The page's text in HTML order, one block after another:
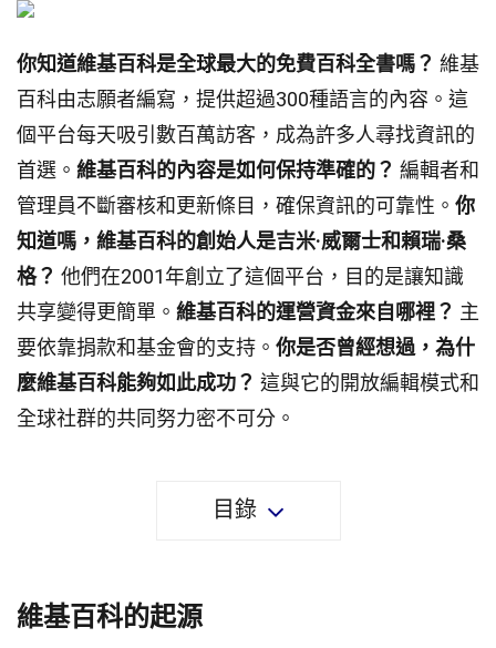
你知道維基百科是全球最大的免費百科全書嗎？ 維基
百科由志願者編寫，提供超過300種語言的內容。這
個平台每天吸引數百萬訪客，成為許多人尋找資訊的
首選。 維基百科的內容是如何保持準確的？ 編輯者和
管理員不斷審核和更新條目，確保資訊的可靠性。 你
知道嗎，維基百科的創始人是吉米·威爾士和賴瑞·桑
格？ 他們在2001年創立了這個平台，目的是讓知識
共享變得更簡單。 維基百科的運營資金來自哪裡？ 主
要依靠捐款和基金會的支持。 你是否曾經想過，為什
麼維基百科能夠如此成功？ 這與它的開放編輯模式和
全球社群的共同努力密不可分。
目錄
維基百科的起源